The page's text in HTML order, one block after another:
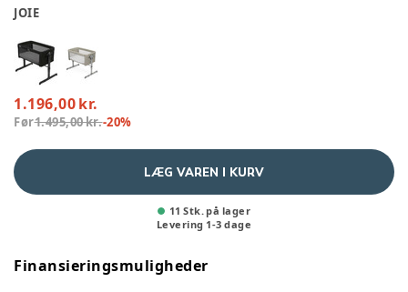
JOIE
1.196,00 kr.
Før1.495,00 kr.-20%
LÆG VAREN I KURV
11 Stk. på lager
Levering 1-3 dage
Finansieringsmuligheder